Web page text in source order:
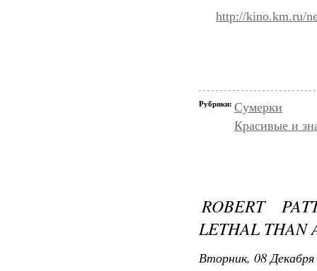
http://kino.km.ru/
Рубрики: Сумерки
Красивые и
ROBERT
LETHAL THAN
Вторник, 08